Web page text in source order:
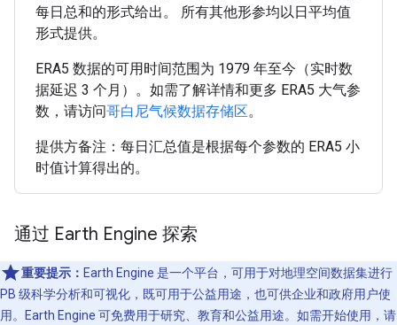
每日总和的形式给出。 所有其他形参均以日平均值
形式提供。
ERA5 数据的可用时间范围为 1979 年至今（实时数
据延迟 3 个月）。如需了解详情和更多 ERA5 大气参
数，请访问哥白尼气候数据存储区。
提供方备注：每日汇总值是根据每个参数的 ERA5 小
时值计算得出的。
通过 Earth Engine 探索
重要提示： Earth Engine 是一个平台，可用于对地理空间数据集进行
PB 级科学分析和可视化，既可用于公益用途，也可供企业和政府用户使
用。Earth Engine 可免费用于研究、教育和公益用途。如需开始使用，请